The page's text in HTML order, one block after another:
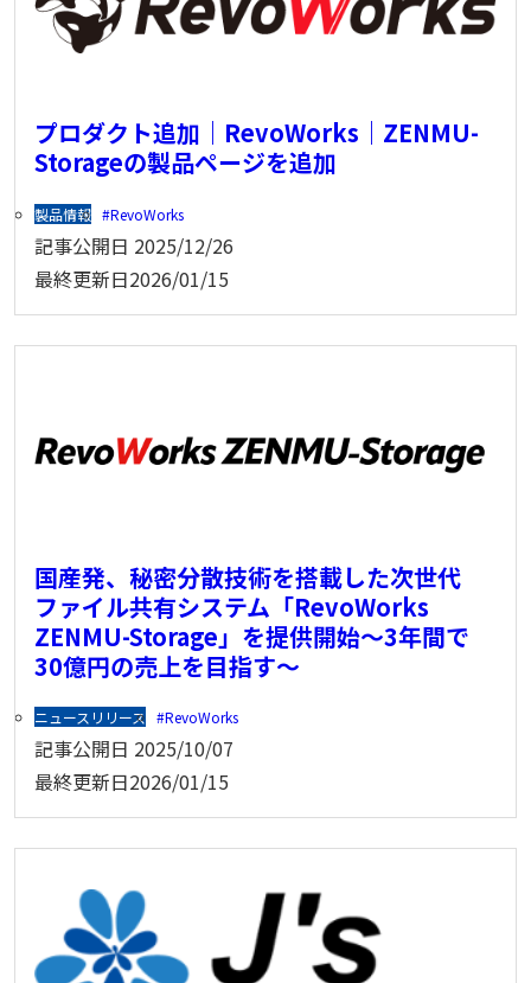
プロダクト追加｜RevoWorks｜ZENMU-
Storageの製品ページを追加
製品情報 RevoWorks
記事公開日 2025/12/26
最終更新日2026/01/15
国産発、秘密分散技術を搭載した次世代
ファイル共有システム「RevoWorks
ZENMU-Storage」を提供開始～3年間で
30億円の売上を目指す～
ニュースリリース RevoWorks
記事公開日 2025/10/07
最終更新日2026/01/15